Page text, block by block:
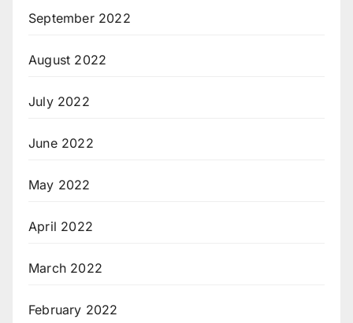
September 2022
August 2022
July 2022
June 2022
May 2022
April 2022
March 2022
February 2022